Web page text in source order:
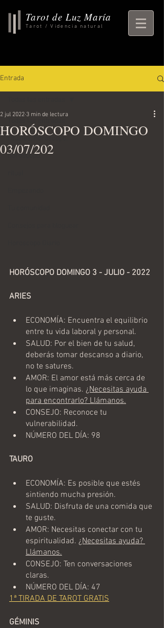
Tarot de Luz María
Tarot / Videncia natural
Entrada
horoscopo
HORÓSCOPO DOMINGO
03/07/202
2 jul 2022 3 min de lectura
HORÓSCOPO DOMINGO 3 - JULIO - 2022
ARIES
ECONOMÍA: Encuentra el equilibrio
entre tu vida laboral y personal.
SALUD: Por el bien de tu salud,
deberás tomar descanso a diario,
no te satures.
AMOR: El amor está más cerca de
lo que imaginas. ¿Necesitas ayuda
para encontrarlo? Llámanos.
CONSEJO: Reconoce tu
vulnerabilidad.
NÚMERO DEL DÍA: 98
TAURO
ECONOMÍA: Es posible que estés
sintiendo mucha presión.
SALUD: Disfruta de una comida que
te guste.
AMOR: Necesitas conectar con tu
espiritualidad. ¿Necesitas ayuda?
Llámanos.
CONSEJO: Ten conversaciones
claras.
NÚMERO DEL DÍA: 47
1ª TIRADA DE TAROT GRATIS
GÉMINIS